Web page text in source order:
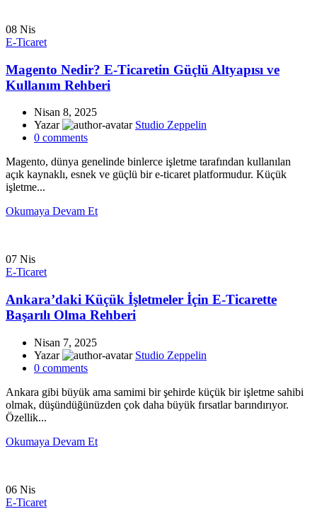
08 Nis
E-Ticaret
Magento Nedir? E-Ticaretin Güçlü Altyapısı ve
Kullanım Rehberi
Nisan 8, 2025
Yazar
Studio Zeppelin
0 comments
Magento, dünya genelinde binlerce işletme tarafından kullanılan
açık kaynaklı, esnek ve güçlü bir e-ticaret platformudur. Küçük
işletme...
Okumaya Devam Et
07 Nis
E-Ticaret
Ankara’daki Küçük İşletmeler İçin E-Ticarette
Başarılı Olma Rehberi
Nisan 7, 2025
Yazar
Studio Zeppelin
0 comments
Ankara gibi büyük ama samimi bir şehirde küçük bir işletme sahibi
olmak, düşündüğünüzden çok daha büyük fırsatlar barındırıyor.
Özellik...
Okumaya Devam Et
06 Nis
E-Ticaret